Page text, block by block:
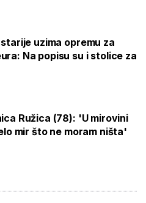
uzima opremu za
Na popisu su i stolice za
Ružica (78): 'U mirovini
mir što ne moram ništa'